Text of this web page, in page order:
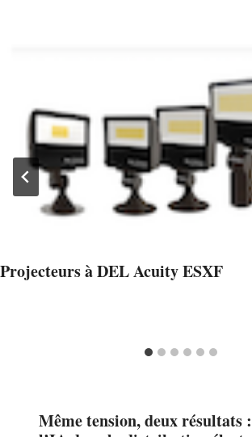
Projecteurs à DEL Acuity ESXF
Même tension, deux résultats